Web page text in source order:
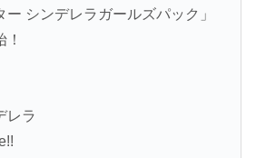
ー シンデレラガールズパック」
レラ